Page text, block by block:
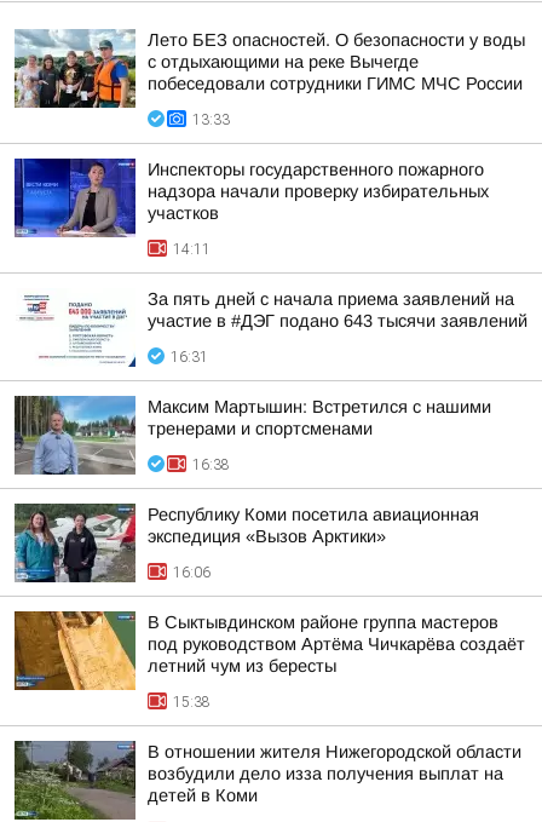
Лето БЕЗ опасностей. О безопасности у воды
с отдыхающими на реке Вычегде
побеседовали сотрудники ГИМС МЧС России
13:33
Инспекторы государственного пожарного
надзора начали проверку избирательных
участков
14:11
За пять дней с начала приема заявлений на
участие в #ДЭГ подано 643 тысячи заявлений
16:31
Максим Мартышин: Встретился с нашими
тренерами и спортсменами
16:38
Республику Коми посетила авиационная
экспедиция «Вызов Арктики»
16:06
В Сыктывдинском районе группа мастеров
под руководством Артёма Чичкарёва создаёт
летний чум из бересты
15:38
В отношении жителя Нижегородской области
возбудили дело изза получения выплат на
детей в Коми